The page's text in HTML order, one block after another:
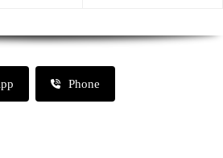
Phone